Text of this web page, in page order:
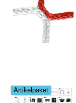
Artikelpaket